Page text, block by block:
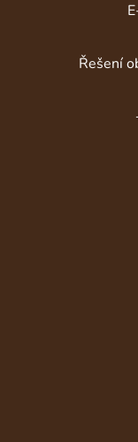
Řešení